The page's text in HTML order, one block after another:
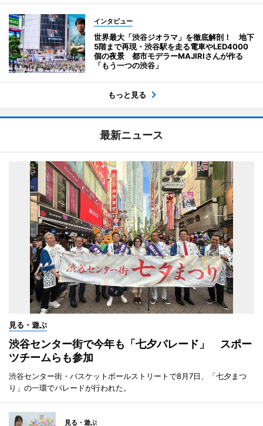
インタビュー
世界最大「渋谷ジオラマ」を徹底解剖！ 地下
5階まで再現・渋谷駅を走る電車やLED4000
個の夜景 都市モデラーMAJIRIさんが作る
「もう一つの渋谷」
もっと見る
最新ニュース
見る・遊ぶ
渋谷センター街で今年も「七夕パレード」 スポー
ツチームらも参加
渋谷センター街・バスケットボールストリートで8月7日、「七夕まつ
り」の一環でパレードが行われた。
見る・遊ぶ